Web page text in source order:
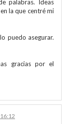
palabras. Ideas
la que centré mi
puedo asegurar.
gracias por el